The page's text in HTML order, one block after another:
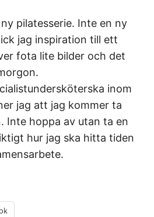
pilatesserie. Inte en ny
jag inspiration till ett
fota lite bilder och det
inom
jag att jag kommer ta
Inte hoppa av utan ta en
hur jag ska hitta tiden